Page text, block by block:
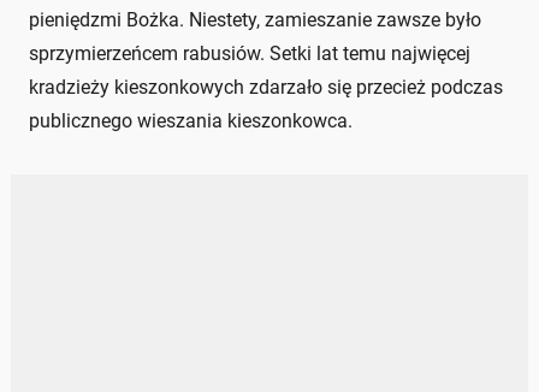
pieniędzmi Bożka. Niestety, zamieszanie zawsze było
sprzymierzeńcem rabusiów. Setki lat temu najwięcej
kradzieży kieszonkowych zdarzało się przecież podczas
publicznego wieszania kieszonkowca.